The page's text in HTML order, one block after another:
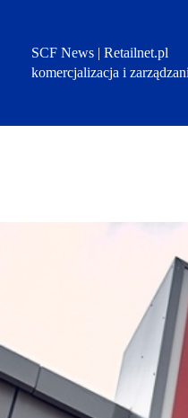
SCF News | Retailnet.pl
komercjalizacja i